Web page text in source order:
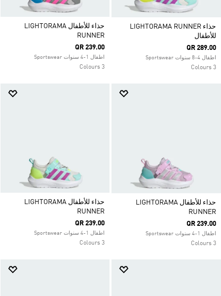
حذاء LIGHTORAMA RUNNER
للأطفال
QR 289.00
اطفال 4-8 سنوات Sportswear
3 Colours
حذاء للأطفال LIGHTORAMA
RUNNER
QR 239.00
اطفال 1-4 سنوات Sportswear
3 Colours
حذاء للأطفال LIGHTORAMA
RUNNER
QR 239.00
اطفال 1-4 سنوات Sportswear
3 Colours
حذاء للأطفال LIGHTORAMA
RUNNER
QR 239.00
اطفال 1-4 سنوات Sportswear
3 Colours